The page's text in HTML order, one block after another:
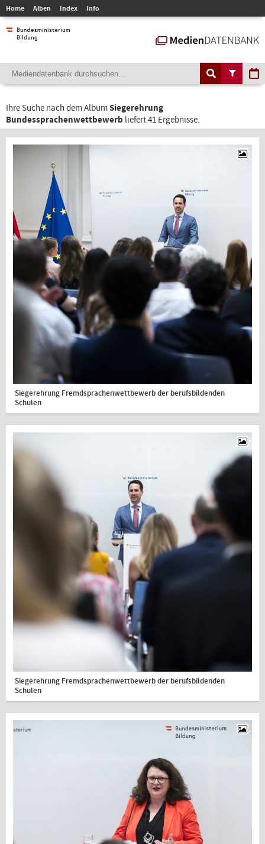
Home Alben Index Info
Ihre Suche nach dem AlbumSiegerehrung
Bundessprachenwettbewerb liefert 41 Ergebnisse.
Siegerehrung Fremdsprachenwettbewerb der berufsbildenden
Schulen
Siegerehrung Fremdsprachenwettbewerb der berufsbildenden
Schulen